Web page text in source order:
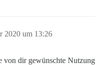
2020 um 13:26
von dir gewünschte Nutzung